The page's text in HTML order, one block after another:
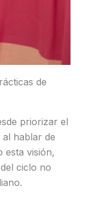
de
priorizar el
hablar de
esta visión,
ciclo no